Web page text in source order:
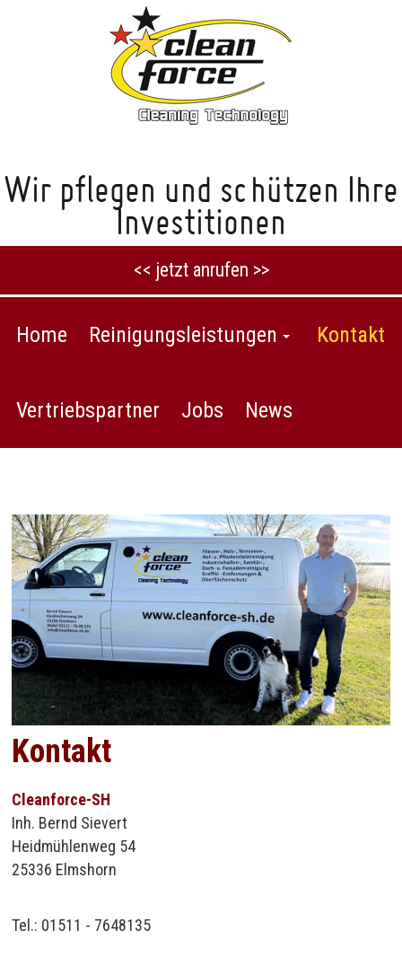
Wir pflegen und schützen Ihre
Investitionen
<< jetzt anrufen >>
Home Reinigungsleistungen Kontakt
Vertriebspartner Jobs News
Kontakt
Cleanforce-SH
Inh. Bernd Sievert
Heidmühlenweg 54
25336 Elmshorn
Tel.: 01511 - 7648135